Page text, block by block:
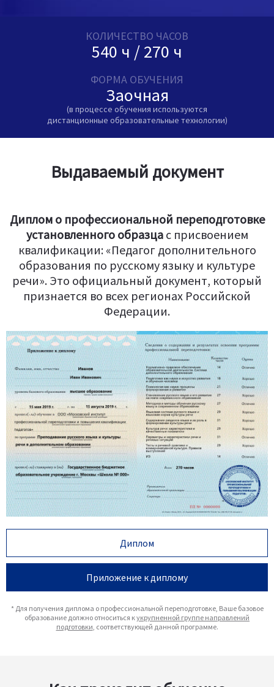
КОЛИЧЕСТВО ЧАСОВ
540 ч / 270 ч
ФОРМА ОБУЧЕНИЯ
Заочная
(в процессе обучения используются
дистанционные образовательные технологии)
Выдаваемый документ
Диплом о профессиональной переподготовке
установленного образцаc присвоением
квалификации: «Педагог дополнительного
образования по русскому языку и культуре
речи». Это официальный документ, который
признается во всех регионах Российской
Федерации.
Диплом
Приложение к диплому
* Для получения диплома о профессиональной переподготовке, Ваше базовое
образование должно относиться кукрупненной группе направлений
подготовки , соответствующей данной программе.